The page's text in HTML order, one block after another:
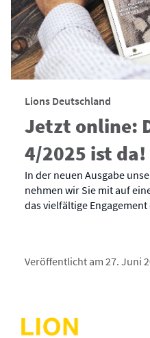
Lions Deutschland
Jetzt online:
4/2025 ist da!
In der neuen Ausgabe
nehmen wir Sie mit auf
das vielfältige
Veröffentlicht am 27. Juni